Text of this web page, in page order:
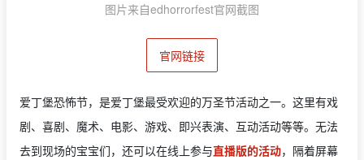
图片来自edhorrorfest官网截图
官网链接
爱丁堡恐怖节，是爱丁堡最受欢迎的万圣节活动之一。这里有戏
剧、喜剧、魔术、电影、游戏、即兴表演、互动活动等等。无法
去到现场的宝宝们，还可以在线上参与直播版的活动，隔着屏幕